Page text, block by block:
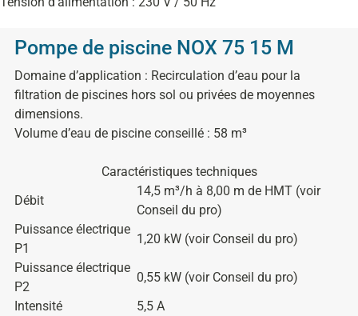
Pompe de piscine NOX 75 15 M
Domaine d’application : Recirculation d’eau pour la
filtration de piscines hors sol ou privées de moyennes
dimensions.
Volume d’eau de piscine conseillé : 58 m³
Caractéristiques techniques
Débit
14,5 m³/h à 8,00 m de HMT (voir
Conseil du pro)
Puissance électrique
P1
1,20 kW (voir Conseil du pro)
Puissance électrique
P2
0,55 kW (voir Conseil du pro)
Intensité
5,5 A